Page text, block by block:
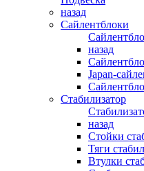
назад
Сайлентблоки
назад
Japan-
Стабилизатор
назад
Стойки
Тяги
Втулки